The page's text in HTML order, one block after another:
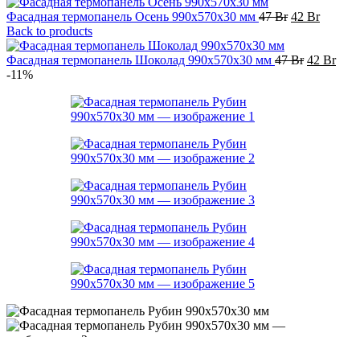
Фасадная термопанель Осень 990x570x30 мм 47Br
47 Br.
42 Br
Back to products
Фасадная термопанель Шоколад 990x570x30 мм 47Br 42 Br
-11%